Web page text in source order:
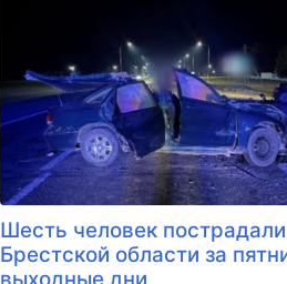
Шесть человек
Брестской области за
выходные дни